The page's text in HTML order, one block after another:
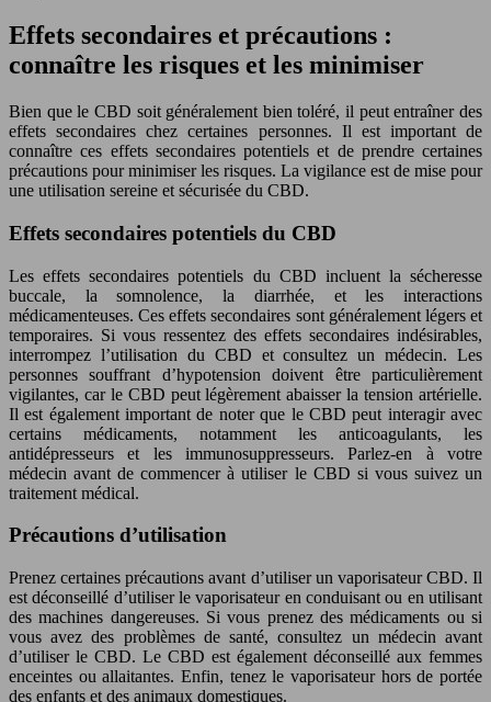
Effets secondaires et précautions :
connaître les risques et les minimiser
Bien que le CBD soit généralement bien toléré, il peut entraîner des
effets secondaires chez certaines personnes. Il est important de
connaître ces effets secondaires potentiels et de prendre certaines
précautions pour minimiser les risques. La vigilance est de mise pour
une utilisation sereine et sécurisée du CBD.
Effets secondaires potentiels du CBD
Les effets secondaires potentiels du CBD incluent la sécheresse
buccale, la somnolence, la diarrhée, et les interactions
médicamenteuses. Ces effets secondaires sont généralement légers et
temporaires. Si vous ressentez des effets secondaires indésirables,
interrompez l’utilisation du CBD et consultez un médecin. Les
personnes souffrant d’hypotension doivent être particulièrement
vigilantes, car le CBD peut légèrement abaisser la tension artérielle.
Il est également important de noter que le CBD peut interagir avec
certains médicaments, notamment les anticoagulants, les
antidépresseurs et les immunosuppresseurs. Parlez-en à votre
médecin avant de commencer à utiliser le CBD si vous suivez un
traitement médical.
Précautions d’utilisation
Prenez certaines précautions avant d’utiliser un vaporisateur CBD. Il
est déconseillé d’utiliser le vaporisateur en conduisant ou en utilisant
des machines dangereuses. Si vous prenez des médicaments ou si
vous avez des problèmes de santé, consultez un médecin avant
d’utiliser le CBD. Le CBD est également déconseillé aux femmes
enceintes ou allaitantes. Enfin, tenez le vaporisateur hors de portée
des enfants et des animaux domestiques.